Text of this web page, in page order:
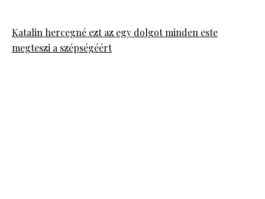
Katalin hercegné ezt az egy dolgot minden este
megteszi a szépségéért